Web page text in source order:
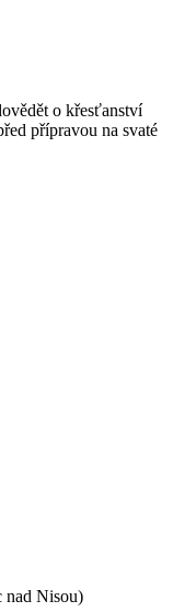
o křesťanství
přípravou na svaté
nad Nisou)